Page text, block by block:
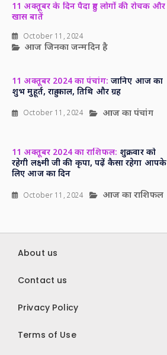
11 अक्तूबर के दिन पैदा हुए लोगों की रोचक और
खास बातें
October 11, 2024
आज जिनका जन्मदिन है
11 अक्तूबर 2024 का पंचांग: जानिए आज का
शुभ मुहूर्त, राहु काल, तिथि और ग्रह
October 11, 2024 आज का पंचांग
11 अक्तूबर 2024 का राशिफल: शुक्रवार को
रहेगी लक्ष्मी जी की कृपा, पढ़ें कैसा रहेगा आपके
लिए आज का दिन
October 11, 2024 आज का राशिफल
About us
Contact us
Privacy Policy
Terms of Use